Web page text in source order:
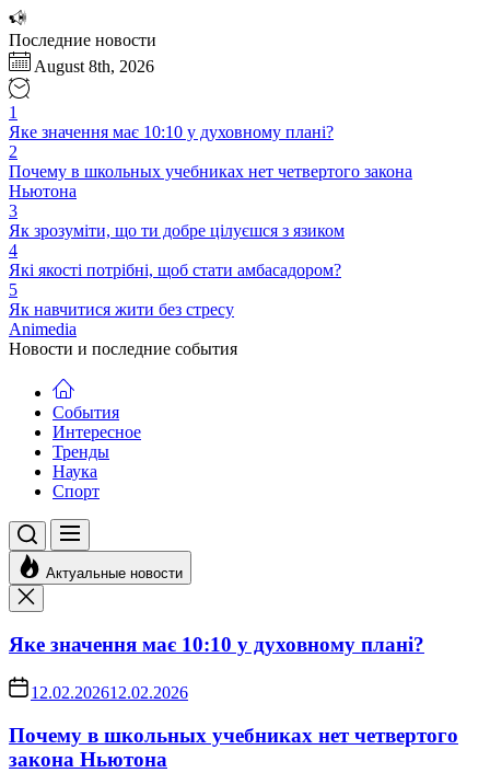
Перейти
к
содержимому
Последние новости
August 8th, 2026
1
Яке значення має 10:10 у духовному плані?
2
Почему в школьных учебниках нет четвертого закона
Ньютона
3
Як зрозуміти, що ти добре цілуєшся з язиком
4
Які якості потрібні, щоб стати амбасадором?
5
Як навчитися жити без стресу
Animedia
Новости и последние события
События
Интересное
Тренды
Наука
Спорт
Актуальные новости
Яке значення має 10:10 у духовному плані?
12.02.202612.02.2026
Почему в школьных учебниках нет четвертого
закона Ньютона